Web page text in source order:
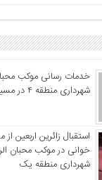
خدمات رسانی موکب
شهرداری منطقه ۴ در مسیر مشایه
استقبال زائرین اربعین از
خوانی در موکب محبان
شهرداری منطقه یک